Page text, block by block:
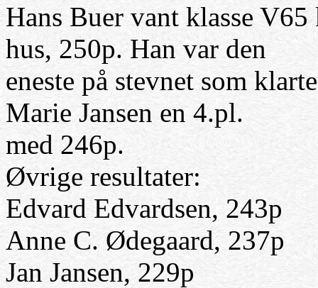
Hans Buer vant klasse
hus, 250p. Han var den
eneste på stevnet som
Marie Jansen en 4.pl.
med 246p.
Øvrige resultater:
Edvard Edvardsen, 243p
Anne C. Ødegaard, 237p
Jan Jansen, 229p